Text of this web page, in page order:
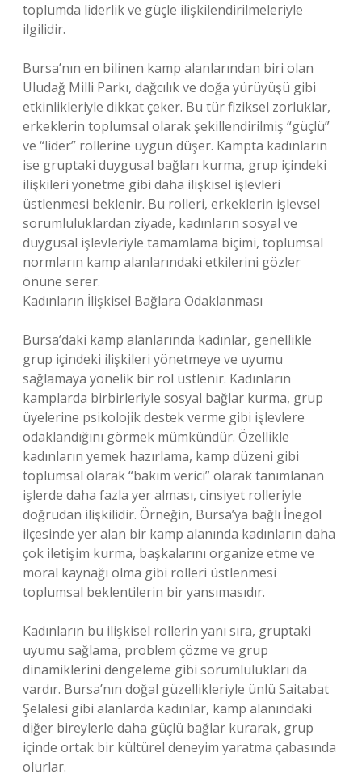
toplumda liderlik ve güçle ilişkilendirilmeleriyle
ilgilidir.
Bursa’nın en bilinen kamp alanlarından biri olan
Uludağ Milli Parkı, dağcılık ve doğa yürüyüşü gibi
etkinlikleriyle dikkat çeker. Bu tür fiziksel zorluklar,
erkeklerin toplumsal olarak şekillendirilmiş “güçlü”
ve “lider” rollerine uygun düşer. Kampta kadınların
ise gruptaki duygusal bağları kurma, grup içindeki
ilişkileri yönetme gibi daha ilişkisel işlevleri
üstlenmesi beklenir. Bu rolleri, erkeklerin işlevsel
sorumluluklardan ziyade, kadınların sosyal ve
duygusal işlevleriyle tamamlama biçimi, toplumsal
normların kamp alanlarındaki etkilerini gözler
önüne serer.
Kadınların İlişkisel Bağlara Odaklanması
Bursa’daki kamp alanlarında kadınlar, genellikle
grup içindeki ilişkileri yönetmeye ve uyumu
sağlamaya yönelik bir rol üstlenir. Kadınların
kamplarda birbirleriyle sosyal bağlar kurma, grup
üyelerine psikolojik destek verme gibi işlevlere
odaklandığını görmek mümkündür. Özellikle
kadınların yemek hazırlama, kamp düzeni gibi
toplumsal olarak “bakım verici” olarak tanımlanan
işlerde daha fazla yer alması, cinsiyet rolleriyle
doğrudan ilişkilidir. Örneğin, Bursa’ya bağlı İnegöl
ilçesinde yer alan bir kamp alanında kadınların daha
çok iletişim kurma, başkalarını organize etme ve
moral kaynağı olma gibi rolleri üstlenmesi
toplumsal beklentilerin bir yansımasıdır.
Kadınların bu ilişkisel rollerin yanı sıra, gruptaki
uyumu sağlama, problem çözme ve grup
dinamiklerini dengeleme gibi sorumlulukları da
vardır. Bursa’nın doğal güzellikleriyle ünlü Saitabat
Şelalesi gibi alanlarda kadınlar, kamp alanındaki
diğer bireylerle daha güçlü bağlar kurarak, grup
içinde ortak bir kültürel deneyim yaratma çabasında
olurlar.